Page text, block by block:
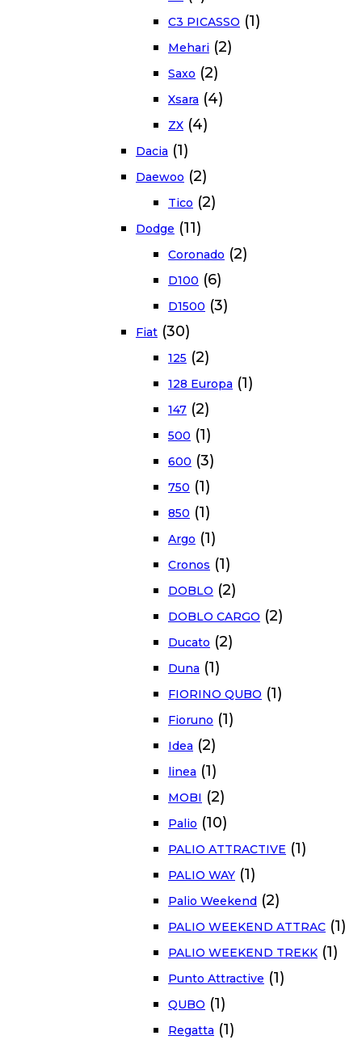
C3 PICASSO (1)
Mehari (2)
Saxo (2)
Xsara (4)
ZX (4)
Dacia (1)
Daewoo (2)
Tico (2)
Dodge (11)
Coronado (2)
D100 (6)
D1500 (3)
Fiat (30)
125 (2)
128 Europa (1)
147 (2)
500 (1)
600 (3)
750 (1)
850 (1)
Argo (1)
Cronos (1)
DOBLO (2)
DOBLO CARGO (2)
Ducato (2)
Duna (1)
FIORINO QUBO (1)
Fioruno (1)
Idea (2)
linea (1)
MOBI (2)
Palio (10)
PALIO ATTRACTIVE (1)
PALIO WAY (1)
Palio Weekend (2)
PALIO WEEKEND ATTRAC (1)
PALIO WEEKEND TREKK (1)
Punto Attractive (1)
QUBO (1)
Regatta (1)